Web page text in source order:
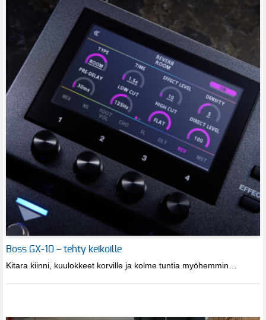
Boss GX-10 – tehty keikoille
Kitara kiinni, kuulokkeet korville ja kolme tuntia myöhemmin…